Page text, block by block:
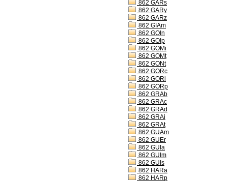
862 GARs
862 GARy
862 GARz
862 GIAm
862 GOIn
862 GOIp
862 GOMi
862 GOMt
862 GONt
862 GORc
862 GORl
862 GORp
862 GRAb
862 GRAc
862 GRAd
862 GRAi
862 GRAt
862 GUAm
862 GUEr
862 GUIa
862 GUIm
862 GUIs
862 HARa
862 HARp